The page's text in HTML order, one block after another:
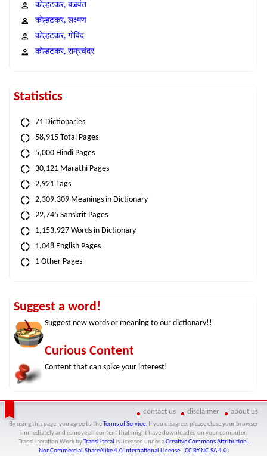
कोल्हटकर, बळवंत
कोल्हटकर, लक्ष्मण
कोल्हटकर, गोविंद
कोल्हटकर, राम्रचंद्र
Statistics
71 Dictionaries
58,915 Total Pages
5,000 Hindi Pages
30,121 Marathi Pages
2,921 Tags
2,309,309 Meanings in Dictionary
22,745 Sanskrit Pages
1,153,927 Words in Dictionary
1,048 English Pages
1 Other Pages
Suggest a word!
Suggest new words or meaning to our dictionary!!
Curious Content
Content that can spike your interest!
contact us disclaimer about us
By using this page, you agree to the Terms of Service. If you disagree, please close your browser
immediately and remove all content that might have downloaded on your computer.
TransLiteration Workby TransLiteral is licensed under aCreative Commons Attribution-
NonCommercial-ShareAlike 4.0 International License. (CC BY-NC-SA 4.0)